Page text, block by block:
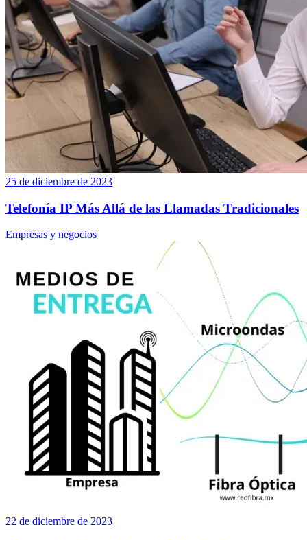
25 de diciembre de 2023
Telefonía IP Más Allá de las Llamadas Tradicionales
Empresas y negocios
22 de diciembre de 2023